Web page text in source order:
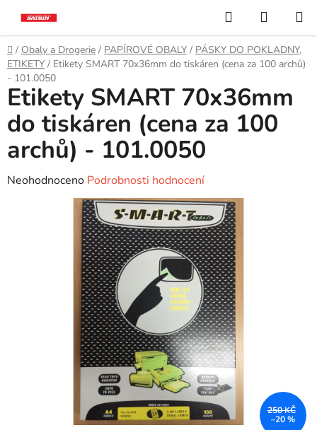
obsah
Hledat
KOŠÍK
Domů
/ Obaly a Drogerie / PAPÍROVÉ OBALY / PÁSKY DO POKLADNY,
ETIKETY / Etikety SMART 70x36mm do tiskáren (cena za 100 archů)
- 101.0050
Etikety SMART 70x36mm
do tiskáren (cena za 100
archů) - 101.0050
Průměrné
Neohodnoceno Podrobnosti hodnocení
250 KČ
–20 %